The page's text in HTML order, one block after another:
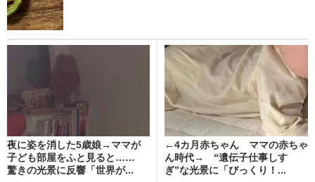
夜に姿を消した5歳娘→ママが
子ども部屋をふと見ると……
驚きの光景に反響「世界が...
←4カ月赤ちゃん ママの赤ちゃ
ん時代→ “遺伝子仕事しす
ぎ”な光景に「びっくり！...